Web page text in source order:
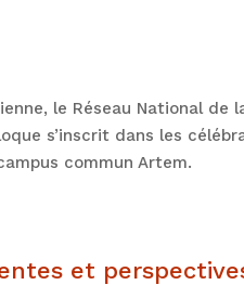
le Réseau National de
s’inscrit dans les
commun Artem.
et